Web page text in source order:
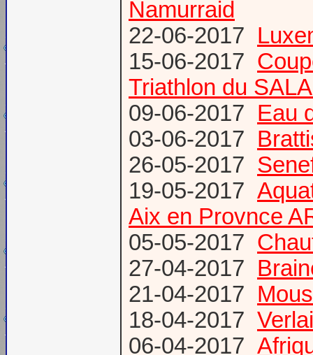
Namurraid
22-06-2017
15-06-2017
Triathlon du
09-06-2017 Eau
03-06-2017
26-05-2017
19-05-2017
Aix en Provnce
05-05-2017
27-04-2017
21-04-2017
18-04-2017
06-04-2017